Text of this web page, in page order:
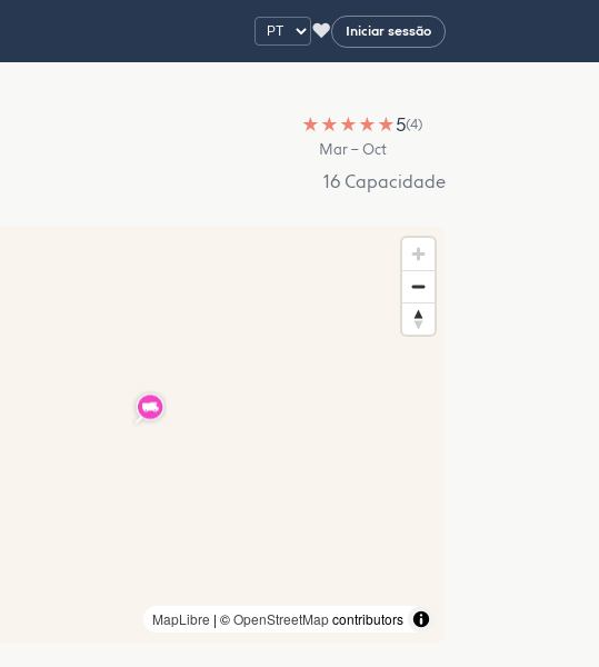
♥ Iniciar sessão
★ ★ ★ ★ ★5(4)
Mar – Oct
16 Capacidade
MapLibre | ©OpenStreetMapcontributors